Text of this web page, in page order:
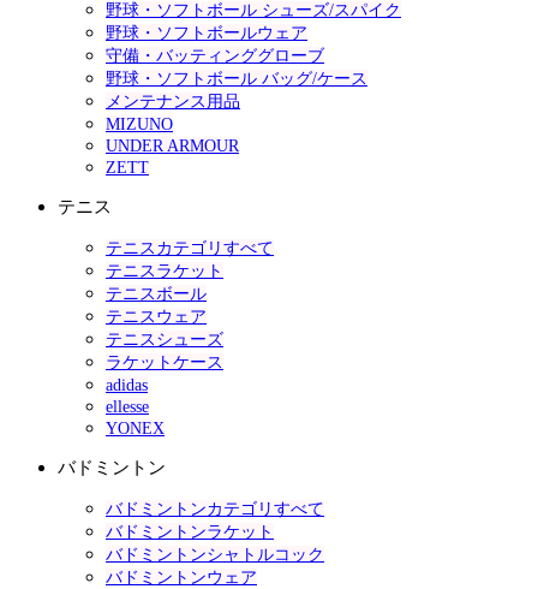
野球・ソフトボール シューズ/スパイク
野球・ソフトボールウェア
守備・バッティンググローブ
野球・ソフトボール バッグ/ケース
メンテナンス用品
MIZUNO
UNDER ARMOUR
ZETT
テニス
テニスカテゴリすべて
テニスラケット
テニスボール
テニスウェア
テニスシューズ
ラケットケース
adidas
ellesse
YONEX
バドミントン
バドミントンカテゴリすべて
バドミントンラケット
バドミントンシャトルコック
バドミントンウェア